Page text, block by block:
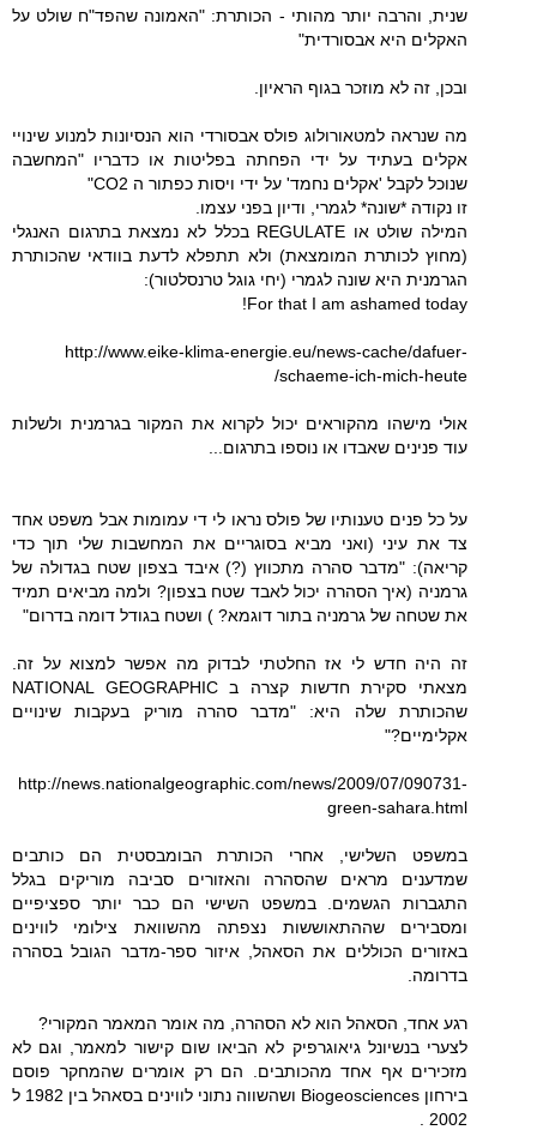
שנית, והרבה יותר מהותי - הכותרת: "האמונה שהפד"ח שולט על
האקלים היא אבסורדית"
ובכן, זה לא מוזכר בגוף הראיון.
מה שנראה למטאורולוג פולס אבסורדי הוא הנסיונות למנוע שינויי
אקלים בעתיד על ידי הפחתה בפליטות או כדבריו "המחשבה
שנוכל לקבל 'אקלים נחמד' על ידי ויסות כפתור ה CO2"
זו נקודה *שונה* לגמרי, ודיון בפני עצמו.
המילה שולט או REGULATE בכלל לא נמצאת בתרגום האנגלי
(מחוץ לכותרת המומצאת) ולא תתפלא לדעת בוודאי שהכותרת
הגרמנית היא שונה לגמרי (יחי גוגל טרנסלטור):
For that I am ashamed today!
http://www.eike-klima-energie.eu/news-cache/dafuer-
schaeme-ich-mich-heute/
אולי מישהו מהקוראים יכול לקרוא את המקור בגרמנית ולשלות
עוד פנינים שאבדו או נוספו בתרגום...
על כל פנים טענותיו של פולס נראו לי די עמומות אבל משפט אחד
צד את עיני (ואני מביא בסוגריים את המחשבות שלי תוך כדי
קריאה): "מדבר סהרה מתכווץ (?) איבד בצפון שטח בגדולה של
גרמניה (איך הסהרה יכול לאבד שטח בצפון? ולמה מביאים תמיד
את שטחה של גרמניה בתור דוגמא? ) ושטח בגודל דומה בדרום"
זה היה חדש לי אז החלטתי לבדוק מה אפשר למצוא על זה.
מצאתי סקירת חדשות קצרה ב NATIONAL GEOGRAPHIC
שהכותרת שלה היא: "מדבר סהרה מוריק בעקבות שינויים
אקלימיים?"
http://news.nationalgeographic.com/news/2009/07/090731-
green-sahara.html
במשפט השלישי, אחרי הכותרת הבומבסטית הם כותבים
שמדענים מראים שהסהרה והאזורים סביבה מוריקים בגלל
התגברות הגשמים. במשפט השישי הם כבר יותר ספציפיים
ומסבירים שההתאוששות נצפתה מהשוואת צילומי לווינים
באזורים הכוללים את הסאהל, איזור ספר-מדבר הגובל בסהרה
בדרומה.
רגע אחד, הסאהל הוא לא הסהרה, מה אומר המאמר המקורי?
לצערי בנשיונל גיאוגרפיק לא הביאו שום קישור למאמר, וגם לא
מזכירים אף אחד מהכותבים. הם רק אומרים שהמחקר פוסם
בירחון Biogeosciences ושהשווה נתוני לווינים בסאהל בין 1982 ל
2002 .